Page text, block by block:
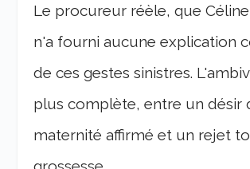
Le procureur réèle, que
n'a fourni aucune explication
de ces gestes sinistres.
plus complète, entre un désir
maternité affirmé et un rejet